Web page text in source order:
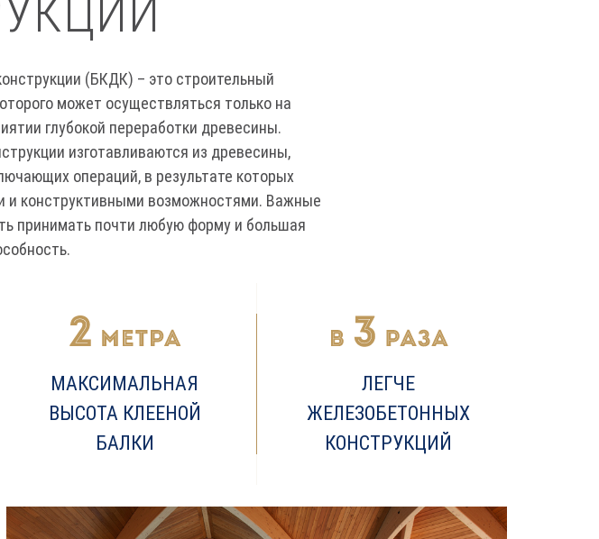
(БКДК) – это строительный
может осуществляться только на
глубокой переработки древесины.
изготавливаются из древесины,
операций, в результате которых
и конструктивными возможностями. Важные
принимать почти любую форму и большая
МАКСИМАЛЬНАЯ
ВЫСОТА КЛЕЕНОЙ
БАЛКИ
ЛЕГЧЕ
ЖЕЛЕЗОБЕТОННЫХ
КОНСТРУКЦИЙ